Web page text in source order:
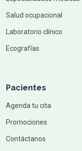
Salud ocupacional
Laboratorio clínico
Ecografías
Pacientes
Agenda tu cita
Promociones
Contáctanos